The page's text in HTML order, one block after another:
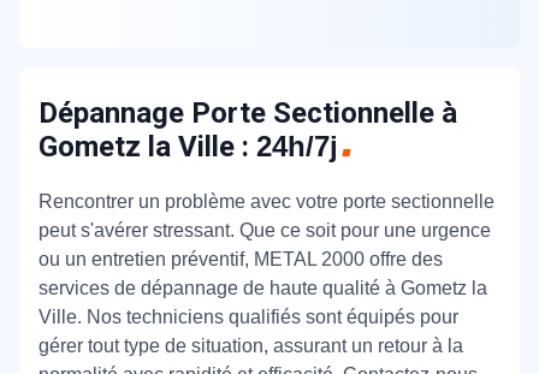
Dépannage Porte Sectionnelle à
Gometz la Ville : 24h/7j
Rencontrer un problème avec votre porte sectionnelle
peut s'avérer stressant. Que ce soit pour une urgence
ou un entretien préventif, METAL 2000 offre des
services de dépannage de haute qualité à Gometz la
Ville. Nos techniciens qualifiés sont équipés pour
gérer tout type de situation, assurant un retour à la